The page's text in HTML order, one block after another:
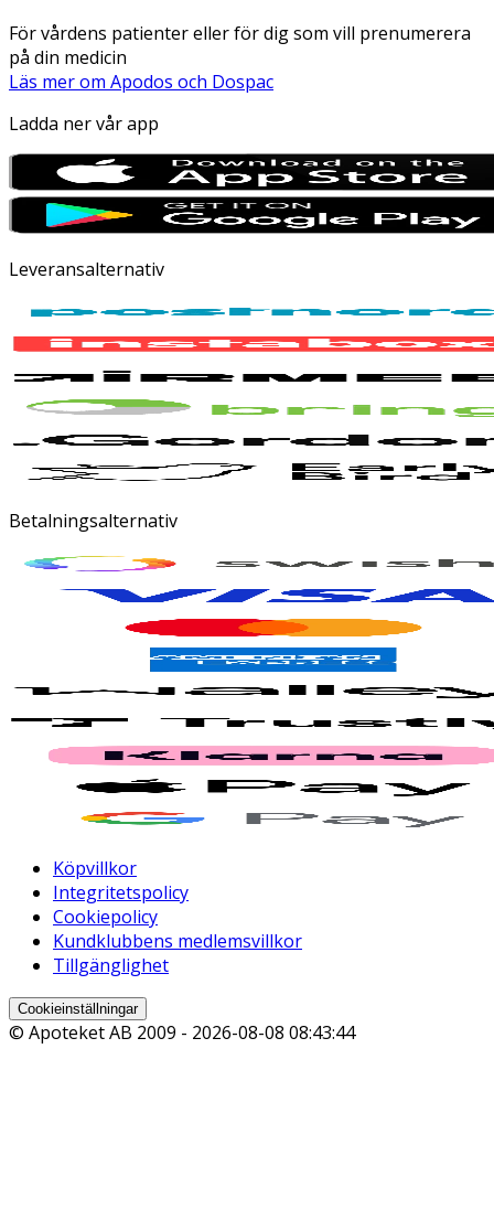
För vårdens patienter eller för dig som vill prenumerera
på din medicin
Läs mer om Apodos och Dospac
Ladda ner vår app
Leveransalternativ
Betalningsalternativ
Köpvillkor
Integritetspolicy
Cookiepolicy
Kundklubbens medlemsvillkor
Tillgänglighet
Cookieinställningar
© Apoteket AB 2009 - 2026-08-08 08:43:44